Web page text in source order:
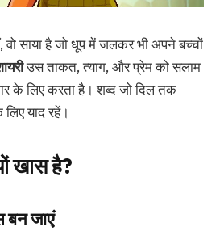
वो साया है जो धूप में जलकर भी अपने बच्चों
उस ताकत, त्याग, और प्रेम को सलाम
के लिए करता है। शब्द जो दिल तक
याद रहें।
खास है?
बन जाएं